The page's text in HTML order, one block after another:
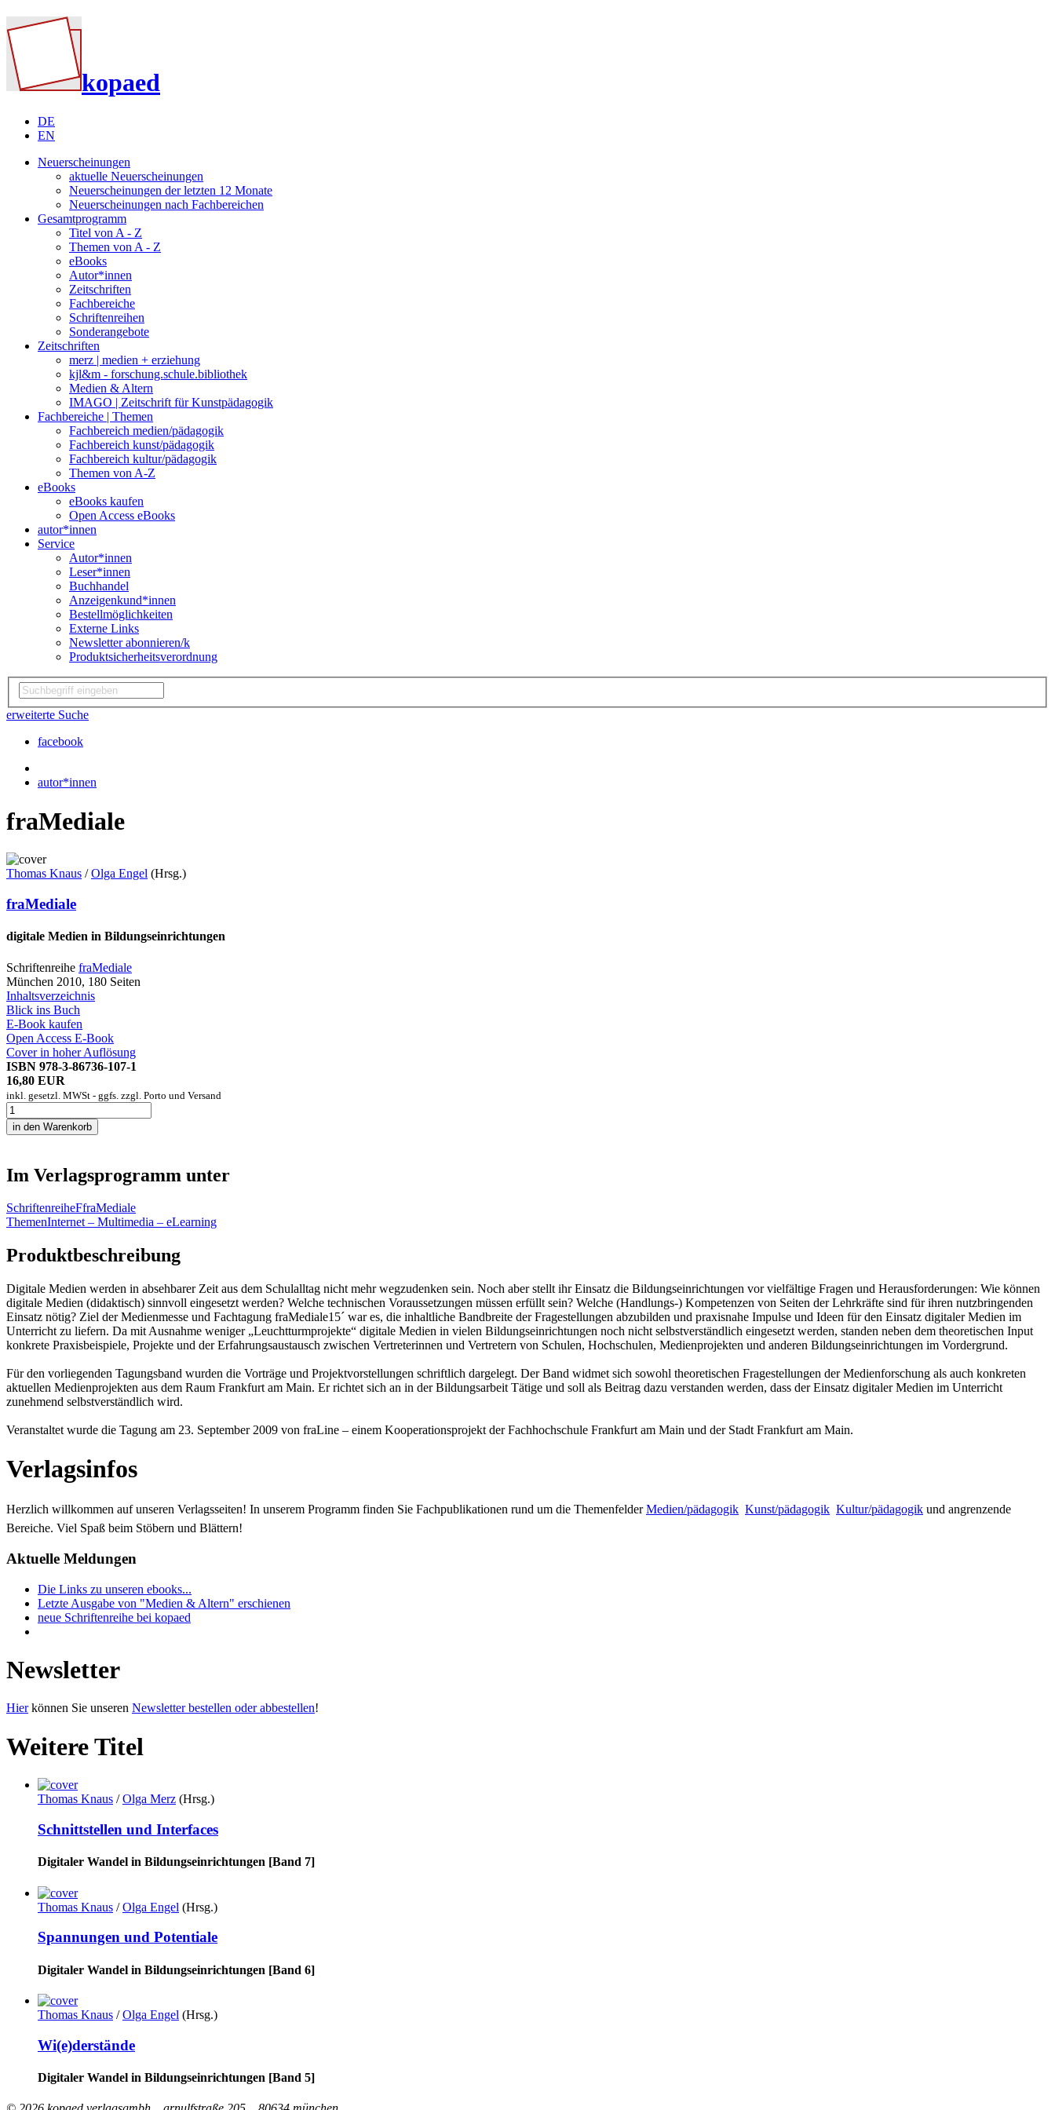
kopaed
DE
EN
Neuerscheinungen
aktuelle Neuerscheinungen
Neuerscheinungen der letzten 12 Monate
Neuerscheinungen nach Fachbereichen
Gesamtprogramm
Titel von A - Z
Themen von A - Z
eBooks
Autor*innen
Zeitschriften
Fachbereiche
Schriftenreihen
Sonderangebote
Zeitschriften
merz | medien + erziehung
kjl&m - forschung.schule.bibliothek
Medien & Altern
IMAGO | Zeitschrift für Kunstpädagogik
Fachbereiche | Themen
Fachbereich medien/pädagogik
Fachbereich kunst/pädagogik
Fachbereich kultur/pädagogik
Themen von A-Z
eBooks
eBooks kaufen
Open Access eBooks
autor*innen
Service
Autor*innen
Leser*innen
Buchhandel
Anzeigenkund*innen
Bestellmöglichkeiten
Externe Links
Newsletter abonnieren/k
Produktsicherheitsverordnung
erweiterte Suche
facebook
autor*innen
fraMediale
Thomas Knaus /Olga Engel (Hrsg.)
fraMediale
digitale Medien in Bildungseinrichtungen
Schriftenreihe fraMediale
München 2010, 180 Seiten
Inhaltsverzeichnis
Blick ins Buch
E-Book kaufen
Open Access E-Book
Cover in hoher Auflösung
ISBN 978-3-86736-107-1
16,80 EUR
inkl. gesetzl. MWSt - ggfs. zzgl. Porto und Versand
Im Verlagsprogramm unter
SchriftenreiheFfraMediale
ThemenInternet – Multimedia – eLearning
Produktbeschreibung
Digitale Medien werden in absehbarer Zeit aus dem Schulalltag nicht mehr wegzudenken sein. Noch aber stellt ihr Einsatz die Bildungseinrichtungen vor vielfältige Fragen und Herausforderungen: Wie können
digitale Medien (didaktisch) sinnvoll eingesetzt werden? Welche technischen Voraussetzungen müssen erfüllt sein? Welche (Handlungs-) Kompetenzen von Seiten der Lehrkräfte sind für ihren nutzbringenden
Einsatz nötig? Ziel der Medienmesse und Fachtagung fraMediale15´ war es, die inhaltliche Bandbreite der Fragestellungen abzubilden und praxisnahe Impulse und Ideen für den Einsatz digitaler Medien im
Unterricht zu liefern. Da mit Ausnahme weniger „Leuchtturmprojekte“ digitale Medien in vielen Bildungseinrichtungen noch nicht selbstverständlich eingesetzt werden, standen neben dem theoretischen Input
konkrete Praxisbeispiele, Projekte und der Erfahrungsaustausch zwischen Vertreterinnen und Vertretern von Schulen, Hochschulen, Medienprojekten und anderen Bildungseinrichtungen im Vordergrund.
Für den vorliegenden Tagungsband wurden die Vorträge und Projektvorstellungen schriftlich dargelegt. Der Band widmet sich sowohl theoretischen Fragestellungen der Medienforschung als auch konkreten
aktuellen Medienprojekten aus dem Raum Frankfurt am Main. Er richtet sich an in der Bildungsarbeit Tätige und soll als Beitrag dazu verstanden werden, dass der Einsatz digitaler Medien im Unterricht
zunehmend selbstverständlich wird.
Veranstaltet wurde die Tagung am 23. September 2009 von fraLine – einem Kooperationsprojekt der Fachhochschule Frankfurt am Main und der Stadt Frankfurt am Main.
Verlagsinfos
Herzlich willkommen auf unseren Verlagsseiten! In unserem Programm finden Sie Fachpublikationen rund um die ThemenfelderMedien/pädagogik Kunst/pädagogik Kultur/pädagogik und angrenzende
Bereiche. Viel Spaß beim Stöbern und Blättern!
Aktuelle Meldungen
Die Links zu unseren ebooks...
Letzte Ausgabe von "Medien & Altern" erschienen
neue Schriftenreihe bei kopaed
Newsletter
Hierkönnen Sie unseren Newsletter bestellen oder abbestellen!
Weitere Titel
Thomas Knaus /Olga Merz (Hrsg.)
Schnittstellen und Interfaces
Digitaler Wandel in Bildungseinrichtungen [Band 7]
Thomas Knaus /Olga Engel (Hrsg.)
Spannungen und Potentiale
Digitaler Wandel in Bildungseinrichtungen [Band 6]
Thomas Knaus /Olga Engel (Hrsg.)
Wi(e)derstände
Digitaler Wandel in Bildungseinrichtungen [Band 5]